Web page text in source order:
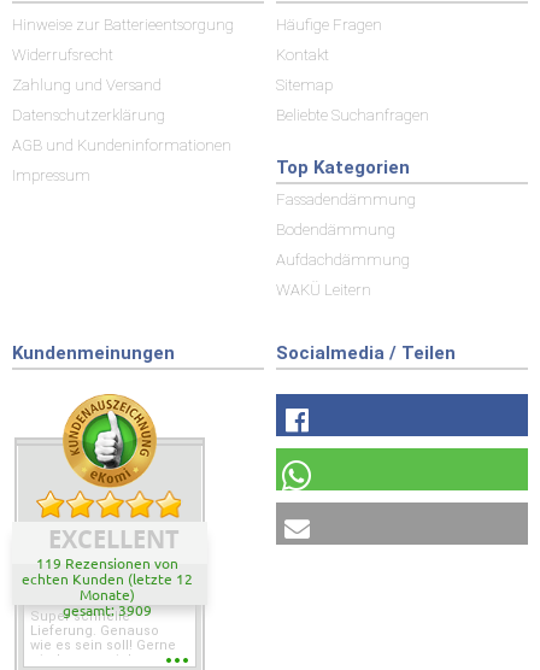
Hinweise zur Batterieentsorgung
Widerrufsrecht
Zahlung und Versand
Datenschutzerklärung
AGB und Kundeninformationen
Impressum
Häufige Fragen
Kontakt
Sitemap
Beliebte Suchanfragen
Top Kategorien
Fassadendämmung
Bodendämmung
Aufdachdämmung
WAKÜ Leitern
Kundenmeinungen
EXCELLENT
119 Rezensionen von
echten Kunden (letzte 12
Monate)
gesamt: 3909
Super schnelle
Lieferung. Genauso
wie es sein soll! Gerne
wieder wenn ich was
Socialmedia / Teilen